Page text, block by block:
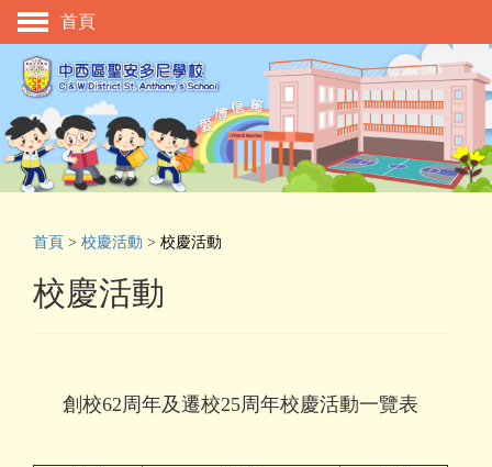
主頁
校慶活動
管理與組織
學與教
相片及影片
入學申請
首頁
首頁 > 校慶活動 > 校慶活動
校慶活動
創校62周年及遷校25周年校慶活動一覽表